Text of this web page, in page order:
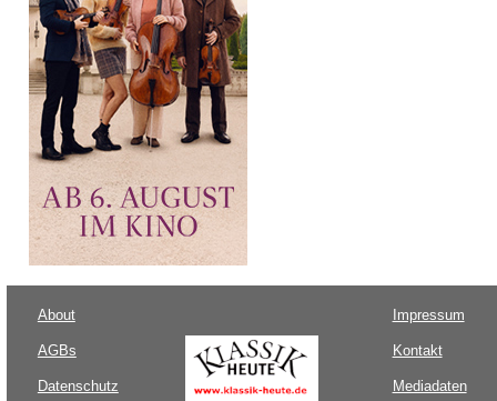
About
AGBs
Datenschutz
Impressum
Kontakt
Mediadaten